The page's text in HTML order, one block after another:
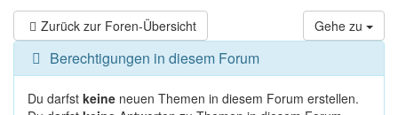
Zurück zur Foren-Übersicht Gehe zu
Berechtigungen in diesem Forum
Du darfst keine neuen Themen in diesem Forum erstellen.